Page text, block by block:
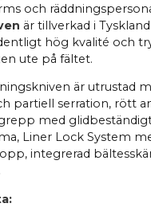
och
är tillverkad i
hög kvalité och
ute på fältet.
är utrustad
partiell serration, rött
med
Liner Lock System
integrerad